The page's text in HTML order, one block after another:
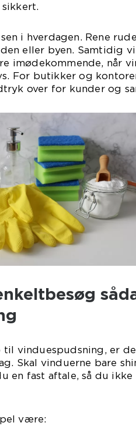
i hverdagen. Rene
eller byen. Samtidig
imødekommende, når
For butikker og
over for kunder og
vinduespudsning, er
Skal vinduerne bare
en fast aftale, så du
være: